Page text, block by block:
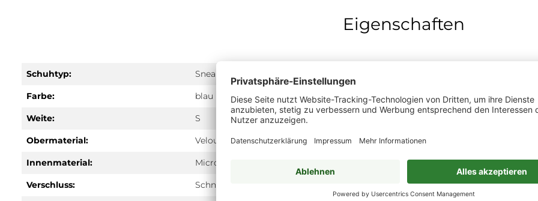
Eigenschaften
Schuhtyp: Sneaker
Farbe: blau
Weite: S
Obermaterial: Velours
Innenmaterial: Microfaser
Verschluss: Schnürung